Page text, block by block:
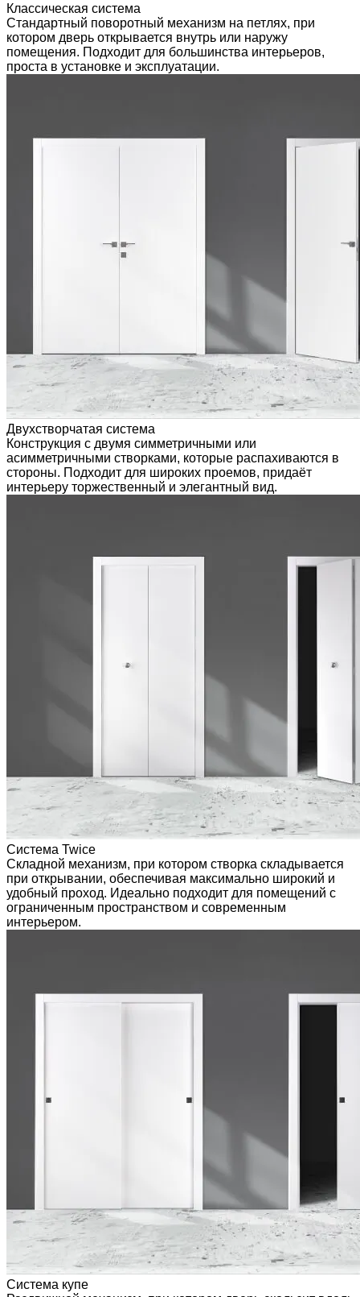
Классическая система
Стандартный поворотный механизм на петлях, при
котором дверь открывается внутрь или наружу
помещения. Подходит для большинства интерьеров,
проста в установке и эксплуатации.
Двухстворчатая система
Конструкция с двумя симметричными или
асимметричными створками, которые распахиваются в
стороны. Подходит для широких проемов, придаёт
интерьеру торжественный и элегантный вид.
Система Twice
Складной механизм, при котором створка складывается
при открывании, обеспечивая максимально широкий и
удобный проход. Идеально подходит для помещений с
ограниченным пространством и современным
интерьером.
Система купе